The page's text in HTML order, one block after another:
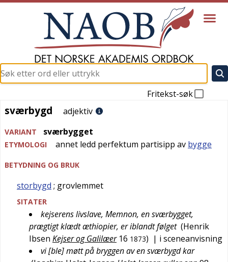
Fritekst-søk
sværbygd
sværbygd adjektiv
VARIANT sværbygget
ETYMOLOGI annet ledd perfektum partisipp av bygge
BETYDNING OG BRUK
storbygd ; grovlemmet
SITATER
kejserens livslave, Memnon, en sværbygget,
prægtigt klædt æthiopier, er iblandt følget (Henrik
Ibsen Kejser og Galilæer 16 1873) | i sceneanvisning
vi [ble] møtt på bryggen av en sværbygd kar